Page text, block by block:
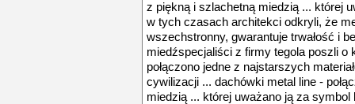
z piękną i szlachetną miedzią ... której
w tych czasach architekci odkryli, że
wszechstronny, gwarantuje trwałość i
miedźspecjaliści z firmy tegola poszli o
połączono jedne z najstarszych
cywilizacji ... dachówki metal line -
miedzią ... której uważano ją za